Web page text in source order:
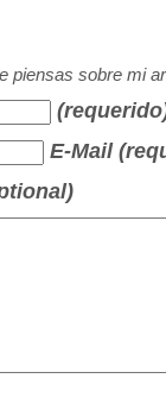
piensas sobre mi
E-Mail